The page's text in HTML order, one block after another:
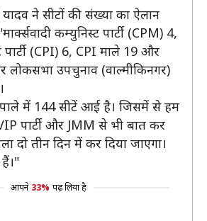
ने सीटों की संख्या का ऐलान
कम्युनिस्ट पार्टी (CPM) 4,
पार्टी (CPI) 6, CPI माले 19 और
लोकसभा उपचुनाव (वाल्मीकिनगर)
में 144 सीटें आई है। जिसमें से हम
पार्टी और JMM से भी बात कर
दो तीन दिन में कर दिया जाएगा।
आपने 33% पढ़ लिया है